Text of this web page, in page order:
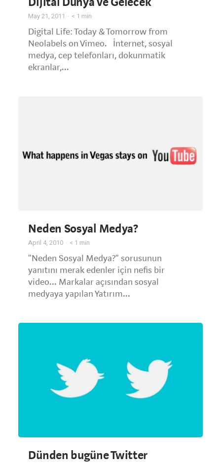
May 21, 2011 < 1 min
Digital Life: Today & Tomorrow from
Neolabels on Vimeo. İnternet, sosyal
medya, cep telefonları, dokunmatik
ekranlar,...
Neden Sosyal Medya?
April 4, 2010 < 1 min
"Neden Sosyal Medya?" sorusunun
yanıtını merak edenler için nefis bir
video... Markalar açısından sosyal
medyaya yapılan Yatırım...
Dünden bugüne Twitter